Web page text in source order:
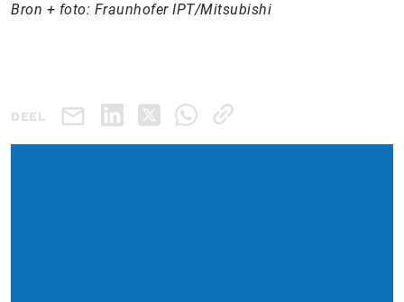
Bron + foto: Fraunhofer IPT/Mitsubishi
DEEL